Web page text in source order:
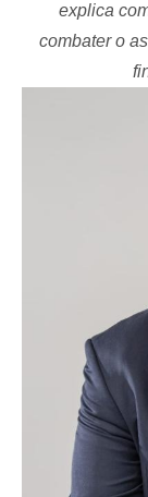
explica
combater o